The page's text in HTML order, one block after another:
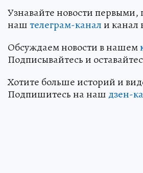
Узнавайте новости
наштелеграм-канали канал
Обсуждаем новости в нашем
Подписывайтесь и
Хотите больше историй и
Подпишитесь на наш дзен-